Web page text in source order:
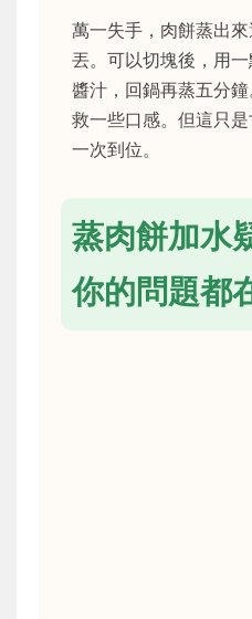
萬一失手，肉餅蒸出
丟。可以切塊後，用
醬汁，回鍋再蒸五分
救一些口感。但這只
一次到位。
蒸肉餅加水
你的問題都